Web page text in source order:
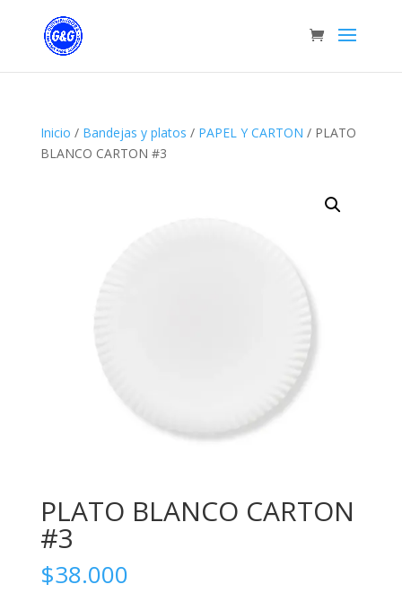
Inicio / Bandejas y platos / PAPEL Y CARTON / PLATO
BLANCO CARTON #3
PLATO BLANCO CARTON
#3
$38.000